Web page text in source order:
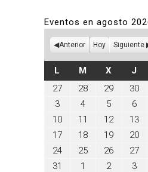
Eventos en agosto
Anterior Hoy Siguiente
L LUNES
M MARTES
X J
27julio
28julio
29julio
30julio
3agosto
3,
2026
4agosto
4,
2026
5agosto
5,
2026
6
6,
10agosto
10,
11
agosto
2026
12agosto
2026
13
17agosto
2026
18agosto
18,
2026
19agosto
2026
20
20,
24agosto
25agosto
26agosto
27
31
agosto
1
septiembre
2 3